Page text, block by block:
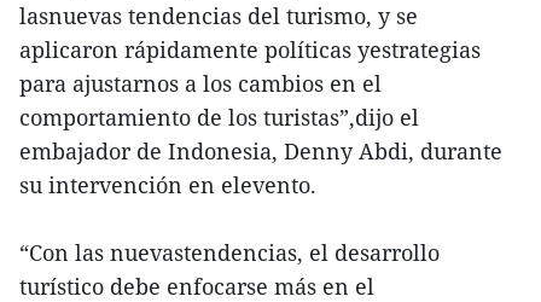
lasnuevas tendencias del turismo, y se
aplicaron rápidamente políticas yestrategias
para ajustarnos a los cambios en el
comportamiento de los turistas”,dijo el
embajador de Indonesia, Denny Abdi, durante
su intervención en elevento.
“Con las nuevastendencias, el desarrollo
turístico debe enfocarse más en el